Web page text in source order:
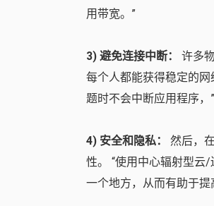
用带宽。”
3) 避免连接中断：
许多
每个人都能获得稳定的
题时不会中断应用程序，
4) 安全和隐私：
然后，
性。 “使用中心辐射型云
一个地方，从而有助于提